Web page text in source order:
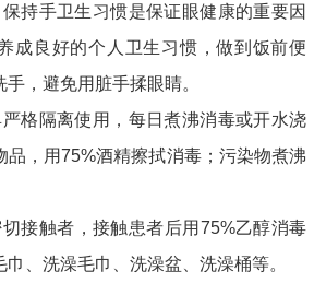
持手卫生习惯是保证眼健康的重要因
成良好的个人卫生习惯，做到饭前便
，避免用脏手揉眼睛。
格隔离使用，每日煮沸消毒或开水浇
品，用75%酒精擦拭消毒；污染物煮沸
接触者，接触患者后用75%乙醇消毒
、洗澡毛巾、洗澡盆、洗澡桶等。